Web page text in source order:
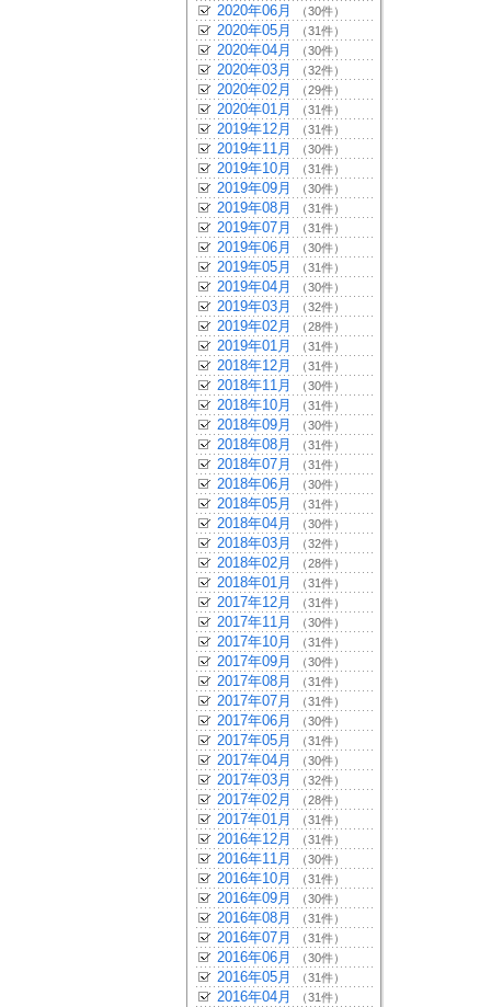
2020年06月 （30件）
2020年05月 （31件）
2020年04月 （30件）
2020年03月 （32件）
2020年02月 （29件）
2020年01月 （31件）
2019年12月 （31件）
2019年11月 （30件）
2019年10月 （31件）
2019年09月 （30件）
2019年08月 （31件）
2019年07月 （31件）
2019年06月 （30件）
2019年05月 （31件）
2019年04月 （30件）
2019年03月 （32件）
2019年02月 （28件）
2019年01月 （31件）
2018年12月 （31件）
2018年11月 （30件）
2018年10月 （31件）
2018年09月 （30件）
2018年08月 （31件）
2018年07月 （31件）
2018年06月 （30件）
2018年05月 （31件）
2018年04月 （30件）
2018年03月 （32件）
2018年02月 （28件）
2018年01月 （31件）
2017年12月 （31件）
2017年11月 （30件）
2017年10月 （31件）
2017年09月 （30件）
2017年08月 （31件）
2017年07月 （31件）
2017年06月 （30件）
2017年05月 （31件）
2017年04月 （30件）
2017年03月 （32件）
2017年02月 （28件）
2017年01月 （31件）
2016年12月 （31件）
2016年11月 （30件）
2016年10月 （31件）
2016年09月 （30件）
2016年08月 （31件）
2016年07月 （31件）
2016年06月 （30件）
2016年05月 （31件）
2016年04月 （31件）